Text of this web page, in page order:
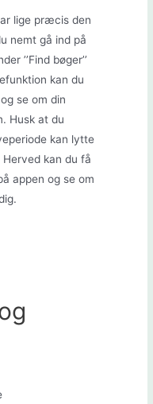
lige præcis den
nemt gå ind på
’’Find bøger’’
kan du
se om din
Husk at du
kan lytte
kan du få
appen og se om